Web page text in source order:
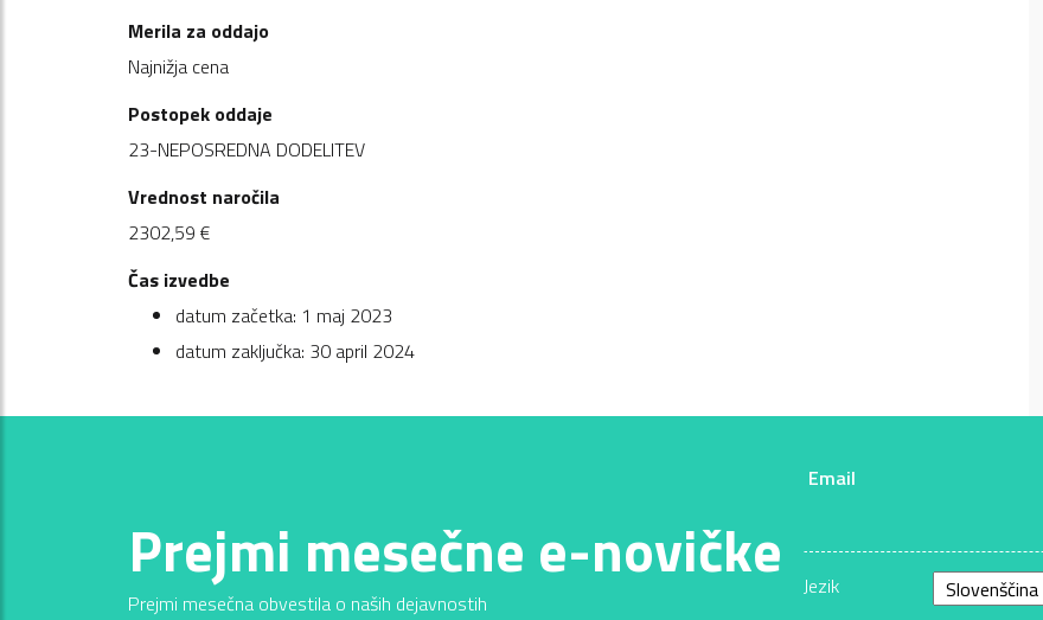
Merila za oddajo
Najnižja cena
Postopek oddaje
23-NEPOSREDNA DODELITEV
Vrednost naročila
2302,59 €
Čas izvedbe
datum začetka: 1 maj 2023
datum zaključka: 30 april 2024
Prejmi mesečne e-novičke
Prejmi mesečna obvestila o naših dejavnostih
Email
Jezik